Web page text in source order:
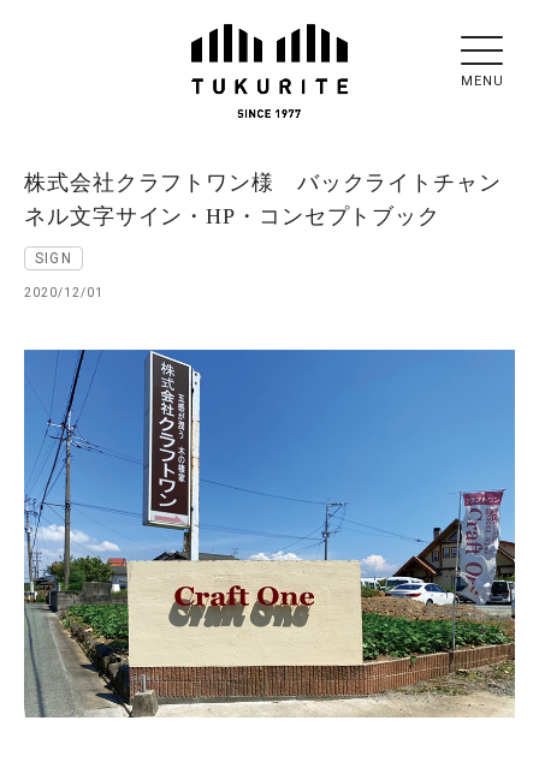
MENU
株式会社クラフトワン様 バックライトチャン
ネル文字サイン・HP・コンセプトブック
SIGN
2020/12/01